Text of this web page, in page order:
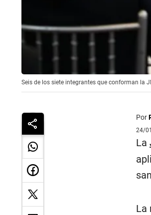
Seis de los siete integrantes que conforman la
Por
24/
La
La